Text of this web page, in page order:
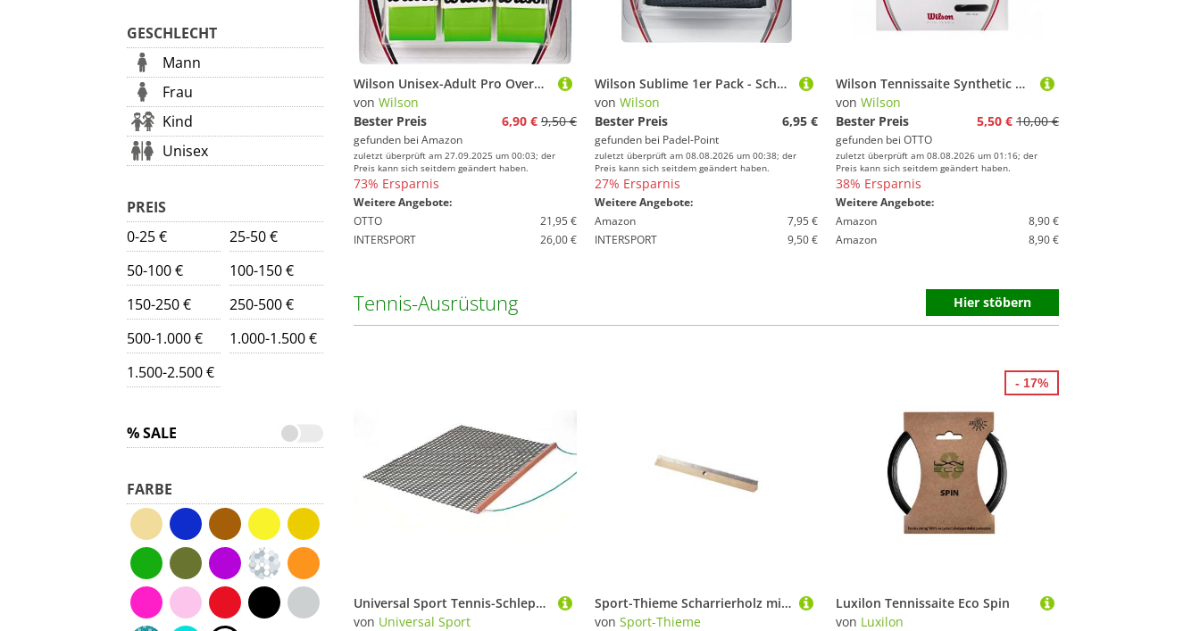
GESCHLECHT
Mann
Frau
Kind
Unisex
PREIS
0-25 €
25-50 €
50-100 €
100-150 €
150-250 €
250-500 €
500-1.000 €
1.000-1.500 €
1.500-2.500 €
% SALE
FARBE
Wilson Unisex-Adult Pro Overgrip Griffbänder, Grün, 3 Stück
von Wilson
Bester Preis
6,90 € 9,50 €
gefunden bei Amazon
zuletzt überprüft am 27.09.2025 um 00:03; der
Preis kann sich seitdem geändert haben.
73% Ersparnis
Weitere Angebote:
OTTO
21,95 €
INTERSPORT
26,00 €
Wilson Sublime 1er Pack - Schwarz
von Wilson
Bester Preis
6,95 €
gefunden bei Padel-Point
zuletzt überprüft am 08.08.2026 um 00:38; der
Preis kann sich seitdem geändert haben.
27% Ersparnis
Weitere Angebote:
Amazon
7,95 €
INTERSPORT
9,50 €
Wilson Tennissaite Synthetic Gut Power 1.30 (Allround+Power) schwarz 12m Set, Saitendicke: 1.30
von Wilson
Bester Preis
5,50 € 10,00 €
gefunden bei OTTO
zuletzt überprüft am 08.08.2026 um 01:16; der
Preis kann sich seitdem geändert haben.
38% Ersparnis
Weitere Angebote:
Amazon
8,90 €
Amazon
8,90 €
Tennis-Ausrüstung Hier stöbern
Universal Sport Tennis-Schleppnetz "Single"
von Universal Sport
Sport-Thieme Scharrierholz mit Sägeblatt | Massives Buchenholz für Tennisplatzpflege | Ohne Stiel | Mit Sägeblatt | Robust langlebig | Optimale Platzbearbeitung | Naturfarbe
von Sport-Thieme
Luxilon Tennissaite Eco Spin
von Luxilon
- 17%